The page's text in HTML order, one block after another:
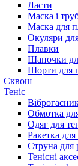
Ласти
Маска і
Маска для
Окуляри
Плавки
Шапочки
Шорти для
Сквош
Теніс
Обмотка
Одяг для
Ракетка для
Струна для
Тенісні